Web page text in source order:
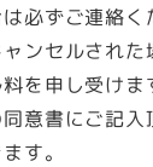
必ずご連絡く
ンセルされた
を申し受けま
意書にご記
す。